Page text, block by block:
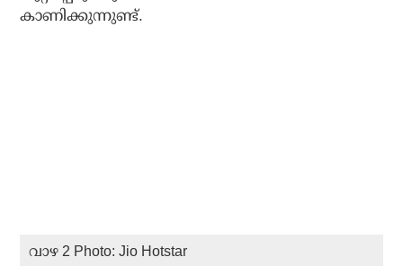
കാണിക്കുന്നുണ്ട്.
വാഴ 2 Photo: Jio Hotstar